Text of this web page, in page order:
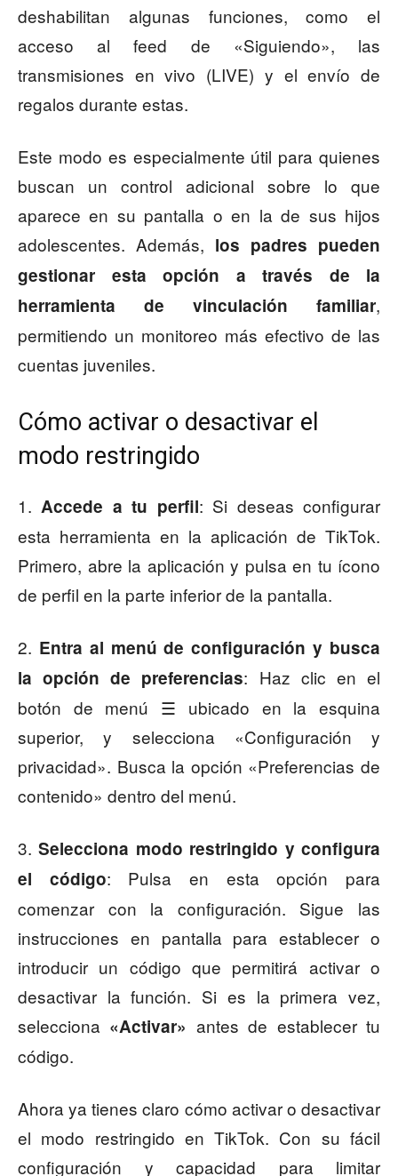
deshabilitan algunas funciones, como el
acceso al feed de «Siguiendo», las
transmisiones en vivo (LIVE) y el envío de
regalos durante estas.
Este modo es especialmente útil para quienes
buscan un control adicional sobre lo que
aparece en su pantalla o en la de sus hijos
adolescentes. Además, los padres pueden
gestionar esta opción a través de la
herramienta de vinculación familiar,
permitiendo un monitoreo más efectivo de las
cuentas juveniles.
Cómo activar o desactivar el
modo restringido
1. Accede a tu perfil: Si deseas configurar
esta herramienta en la aplicación de TikTok.
Primero, abre la aplicación y pulsa en tu ícono
de perfil en la parte inferior de la pantalla.
2. Entra al menú de configuración y busca
la opción de preferencias: Haz clic en el
botón de menú ☰ ubicado en la esquina
superior, y selecciona «Configuración y
privacidad». Busca la opción «Preferencias de
contenido» dentro del menú.
3.Selecciona modo restringido y configura
el código: Pulsa en esta opción para
comenzar con la configuración. Sigue las
instrucciones en pantalla para establecer o
introducir un código que permitirá activar o
desactivar la función. Si es la primera vez,
selecciona «Activar» antes de establecer tu
código.
Ahora ya tienes claro cómo activar o desactivar
el modo restringido en TikTok. Con su fácil
configuración y capacidad para limitar